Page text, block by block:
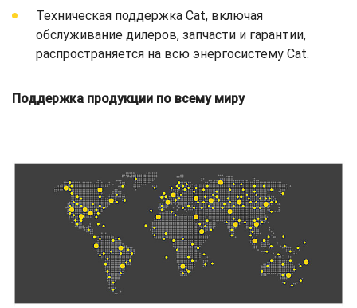
Техническая поддержка Cat, включая
обслуживание дилеров, запчасти и гарантии,
распространяется на всю энергосистему Cat.
Поддержка продукции по всему миру